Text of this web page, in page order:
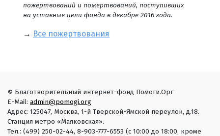
пожертвований и пожертвований, поступивших
на уставные цели фонда в декабре 2016 года.
→ Все пожертвования
© Благотворительный интернет-фонд Помоги.Орг
E-Mail: admin@pomogi.org
Адрес: 125047, Москва, 1-й Тверской-Ямской переулок, д.18.
Станция метро «Маяковская».
Тел.: (499) 250-02-44, 8-903-777-6553 (с 10:00 до 18:00, кроме